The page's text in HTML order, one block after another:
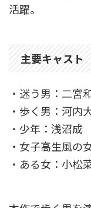
活躍。
主要キャスト
・迷う男：二宮
・歩く男：河内
・少年：浅沼成
・女子高生風の
・ある女：小松